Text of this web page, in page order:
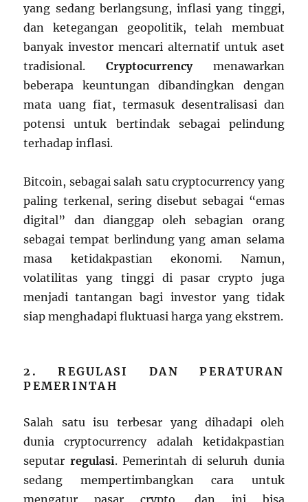
yang sedang berlangsung, inflasi yang tinggi,
dan ketegangan geopolitik, telah membuat
banyak investor mencari alternatif untuk aset
tradisional. Cryptocurrencymenawarkan
beberapa keuntungan dibandingkan dengan
mata uang fiat, termasuk desentralisasi dan
potensi untuk bertindak sebagai pelindung
terhadap inflasi.
Bitcoin, sebagai salah satu cryptocurrency yang
paling terkenal, sering disebut sebagai “emas
digital” dan dianggap oleh sebagian orang
sebagai tempat berlindung yang aman selama
masa ketidakpastian ekonomi. Namun,
volatilitas yang tinggi di pasar crypto juga
menjadi tantangan bagi investor yang tidak
siap menghadapi fluktuasi harga yang ekstrem.
2. REGULASI DAN PERATURAN
PEMERINTAH
Salah satu isu terbesar yang dihadapi oleh
dunia cryptocurrency adalah ketidakpastian
seputar regulasi. Pemerintah di seluruh dunia
sedang mempertimbangkan cara untuk
mengatur pasar crypto, dan ini bisa